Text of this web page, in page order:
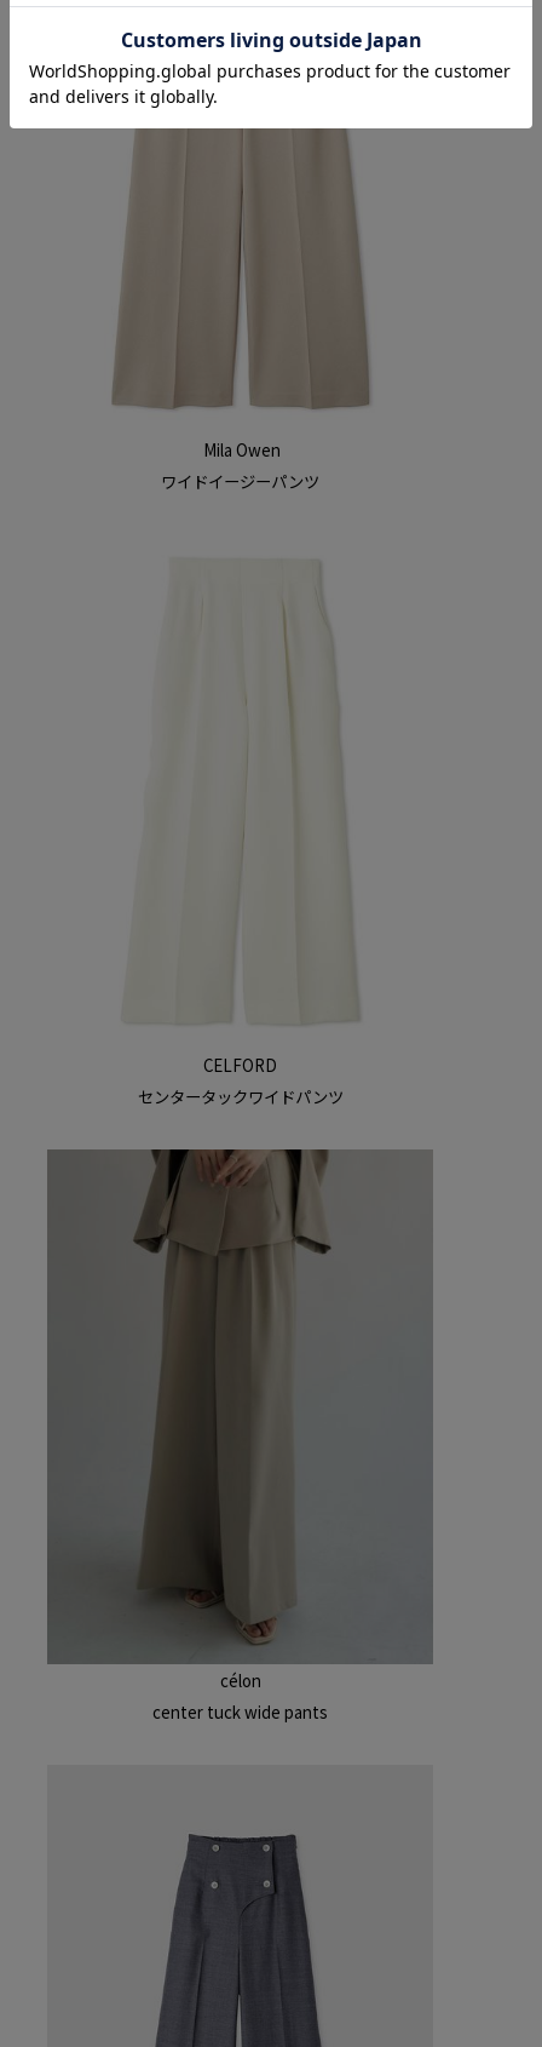
Mila Owen
ワイドイージーパンツ
CELFORD
センタータックワイドパンツ
célon
center tuck wide pants